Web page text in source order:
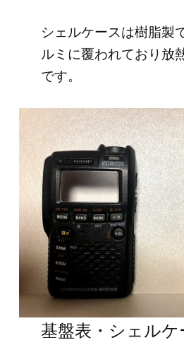
シェルケースは樹脂製
ルミに覆われており放
です。
基盤表・シェルケ